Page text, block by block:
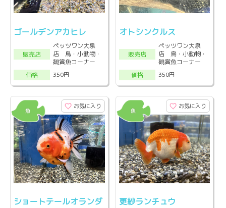
ゴールデンアカヒレ
販売店
ペッツワン大泉
店 鳥・小動物・
観賞魚コーナー
価格
350円
オトシンクルス
販売店
ペッツワン大泉
店 鳥・小動物・
観賞魚コーナー
価格
350円
お気に入り
ショートテールオランダ
お気に入り
更紗ランチュウ